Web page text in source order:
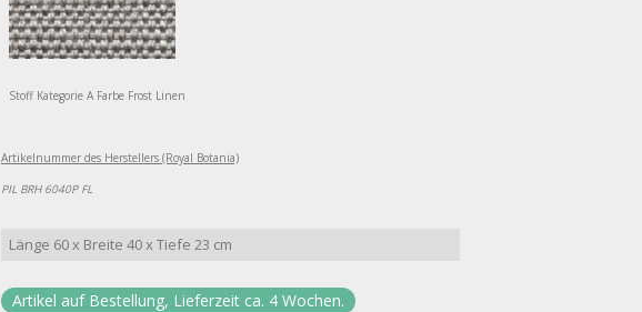
Stoff Kategorie A Farbe Frost Linen
Artikelnummer des Herstellers (Royal Botania)
PIL BRH 6040P FL
Länge 60 x Breite 40 x Tiefe 23 cm
Artikel auf Bestellung, Lieferzeit ca. 4 Wochen.